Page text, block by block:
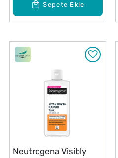
Sepete Ekle
Neutrogena Visibly